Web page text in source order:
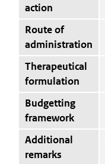
action
Route of
administration
Therapeutical
formulation
Budgetting
framework
Additional
remarks